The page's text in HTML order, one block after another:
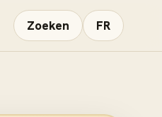
Zoeken FR